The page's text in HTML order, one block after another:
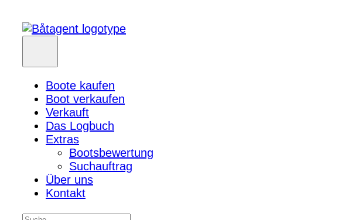
Boote kaufen
Boot verkaufen
Verkauft
Das Logbuch
Extras
Bootsbewertung
Suchauftrag
Über uns
Kontakt